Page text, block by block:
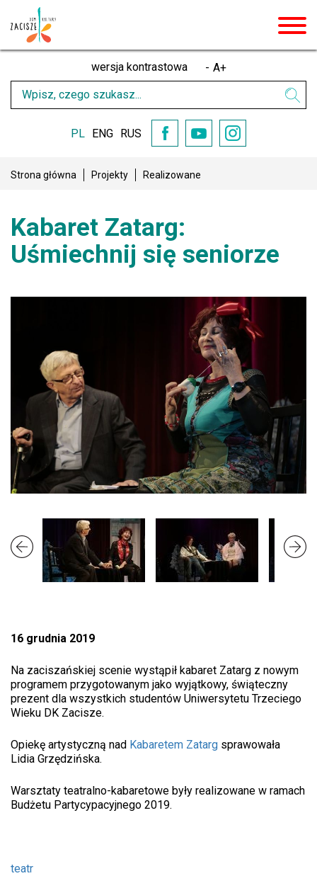
wersja kontrastowa - A+
PL ENG
RUS
FacebookYouTubeInstagram
Strona główna Projekty Realizowane
Kabaret Zatarg:
Uśmiechnij się seniorze
16 grudnia 2019
Na zaciszańskiej scenie wystąpił kabaret Zatarg z nowym
programem przygotowanym jako wyjątkowy, świąteczny
prezent dla wszystkich studentów Uniwersytetu Trzeciego
Wieku DK Zacisze.
Opiekę artystyczną nad Kabaretem Zatarg sprawowała
Lidia Grzędzińska.
Warsztaty teatralno-kabaretowe były realizowane w ramach
Budżetu Partycypacyjnego 2019.
teatr